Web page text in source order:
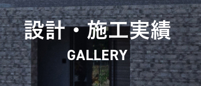
設計・施工実績
GALLERY